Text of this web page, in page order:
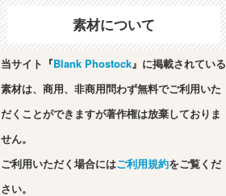
素材について
当サイト『Blank Phostock』に掲載されている
素材は、商用、非商用問わず無料でご利用いた
だくことができますが著作権は放棄しておりま
せん。
ご利用いただく場合にはご利用規約をご覧くだ
さい。